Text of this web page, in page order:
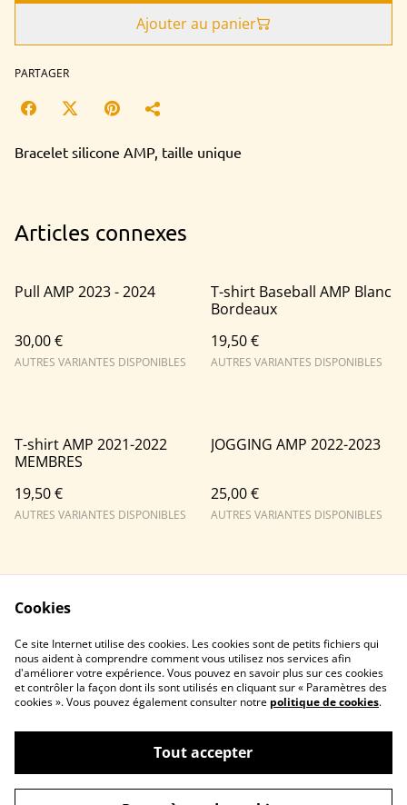
Ajouter au panier
PARTAGER
Bracelet silicone AMP, taille unique
Articles connexes
Pull AMP 2023 - 2024
30,00 €
AUTRES VARIANTES DISPONIBLES
T-shirt Baseball AMP Blanc
Bordeaux
19,50 €
AUTRES VARIANTES DISPONIBLES
T-shirt AMP 2021-2022
MEMBRES
19,50 €
AUTRES VARIANTES DISPONIBLES
JOGGING AMP 2022-2023
25,00 €
AUTRES VARIANTES DISPONIBLES
Contactez-nous
Conditions
Politique de
confidentialité
Politique de cookies
©2026Association Montpellier Parkour
Cookies
Ce site Internet utilise des cookies. Les cookies sont de petits fichiers qui
nous aident à comprendre comment vous utilisez nos services afin
d'améliorer votre expérience. Vous pouvez en savoir plus sur ces cookies
et contrôler la façon dont ils sont utilisés en cliquant sur « Paramètres des
cookies ». Vous pouvez également consulter notre politique de cookies.
Tout accepter